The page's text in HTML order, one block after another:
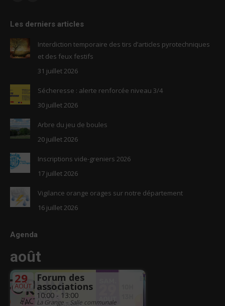
opens
in
new
opens
new
window
Les derniers articles
Interdiction temporaire des tirs d’articles pyrotechniques
et des feux festifs
31 juillet 2026
Sécheresse : alerte renforcée niveau 3/4
30 juillet 2026
Arbre du jeu de boules
20 juillet 2026
Inscriptions vide-greniers 2026
17 juillet 2026
Vigilance orange orages sur notre département
16 juillet 2026
Agenda
août
29
AOÛT
Forum des
associations
10:00 - 13:00
La Grange – Salle communale